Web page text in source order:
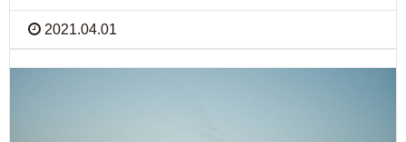
2021.04.01